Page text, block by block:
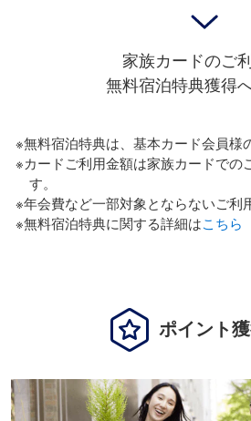
家族カードのご
無料宿泊特典獲得
※無料宿泊特典は、基本カード会員様
※カードご利⽤⾦額は家族カードでの
す。
※年会費など⼀部対象とならないご利
※無料宿泊特典に関する詳細はこちら
ポイント